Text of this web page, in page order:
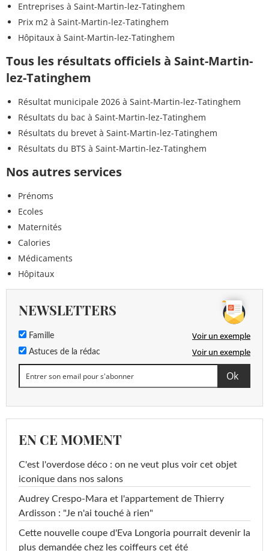
Entreprises à Saint-Martin-lez-Tatinghem
Prix m2 à Saint-Martin-lez-Tatinghem
Hôpitaux à Saint-Martin-lez-Tatinghem
Tous les résultats officiels à Saint-Martin-
lez-Tatinghem
Résultat municipale 2026 à Saint-Martin-lez-Tatinghem
Résultats du bac à Saint-Martin-lez-Tatinghem
Résultats du brevet à Saint-Martin-lez-Tatinghem
Résultats du BTS à Saint-Martin-lez-Tatinghem
Nos autres services
Prénoms
Ecoles
Maternités
Calories
Médicaments
Hôpitaux
NEWSLETTERS
Famille Voir un exemple
Astuces de la rédac Voir un exemple
EN CE MOMENT
C'est l'overdose déco : on ne veut plus voir cet objet
iconique dans nos salons
Audrey Crespo-Mara et l'appartement de Thierry
Ardisson : "Je n'ai touché à rien"
Cette nouvelle coupe d'Eva Longoria pourrait devenir la
plus demandée chez les coiffeurs cet été